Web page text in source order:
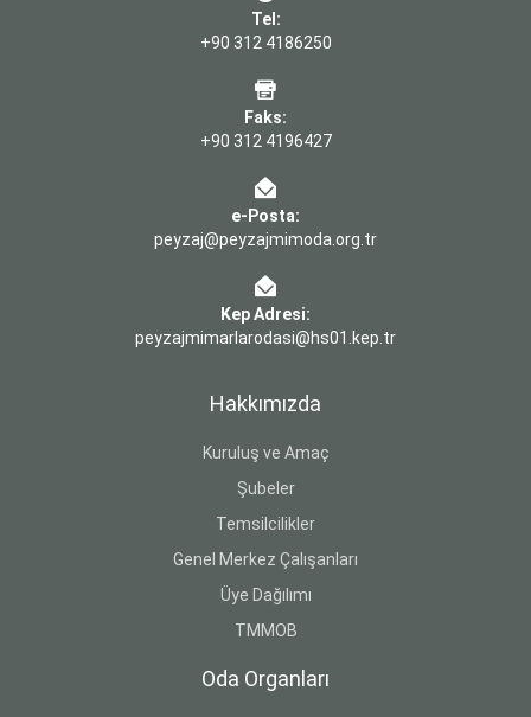
Tel:
+90 312 4186250
Faks:
+90 312 4196427
e-Posta:
peyzaj@peyzajmimoda.org.tr
Kep Adresi:
peyzajmimarlarodasi@hs01.kep.tr
Hakkımızda
Kuruluş ve Amaç
Şubeler
Temsilcilikler
Genel Merkez Çalışanları
Üye Dağılımı
TMMOB
Oda Organları